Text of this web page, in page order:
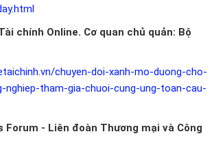
chính Online. Cơ quan chủ quản: Bộ
chuyen-doi-xanh-mo-duong-cho-
nghiep-tham-gia-chuoi-cung-ung-toan-cau-
Forum - Liên đoàn Thương mại và Công